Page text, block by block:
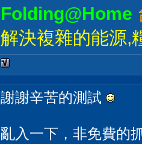
Folding@Home
解決複雜的能源,
謝謝辛苦的測試
亂入一下，非免費的